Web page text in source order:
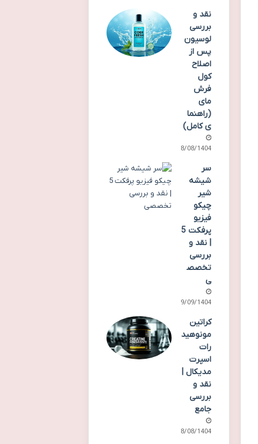
نقد و
بررسی
لوسیون
پس از
اصلاح
کول
فرش
مای
(راهنما
ی کامل)
28/08/1404
سر
شیشه
شیر
چیکو
فیزیو
پرفکت 5
| نقد و
بررسی
تخصص
ی
19/09/1404
کراتین
مونوهید
رات
اسپرت
مدیکال |
نقد و
بررسی
جامع
18/08/1404